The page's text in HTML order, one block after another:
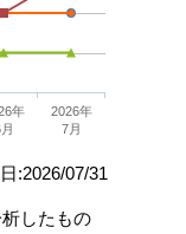
年
2026年
7月
:2026/07/31
したもの